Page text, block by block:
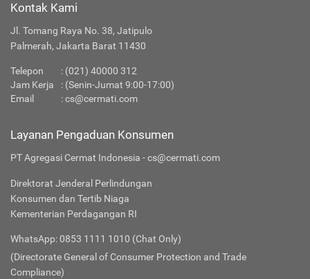
Kontak Kami
Jl. Tomang Raya No. 38, Jatipulo
Palmerah, Jakarta Barat 11430
Telepon : (021) 40000 312
Jam Kerja
: (Senin-Jumat 9:00-17:00)
Email
:cs@cermati.com
Layanan Pengaduan Konsumen
PT Agregasi Cermat Indonesia - cs@cermati.com
Direktorat Jenderal Perlindungan
Konsumen dan Tertib Niaga
Kementerian Perdagangan RI
WhatsApp: 0853 1111 1010 (Chat Only)
(Directorate General of Consumer Protection and Trade
Compliance)